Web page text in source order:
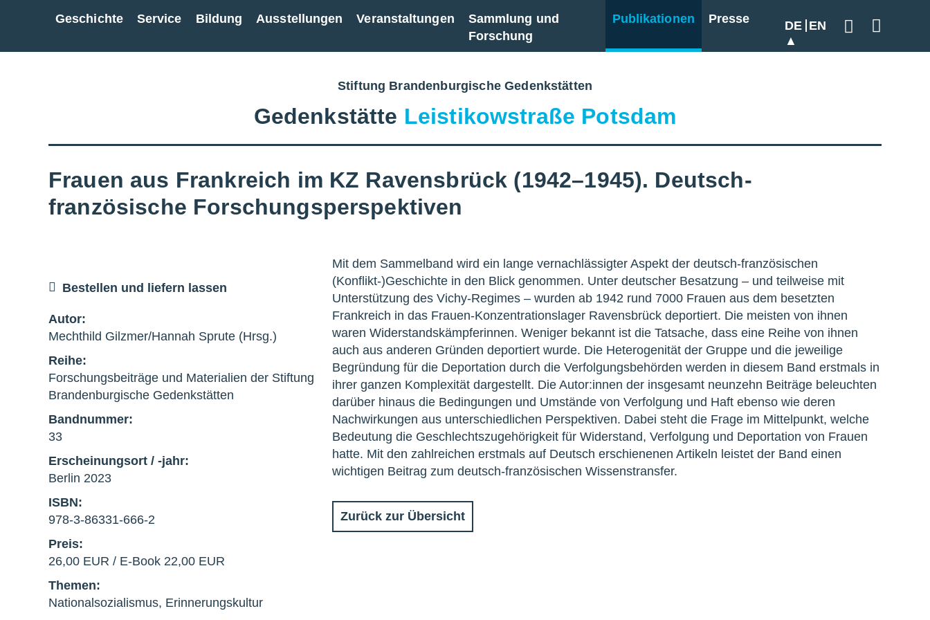
Geschichte Service Bildung Ausstellungen Veranstaltungen
Sammlung und
Forschung
Publikationen Presse DE EN
Zur Gesamtübersicht
Stiftung Brandenburgische Gedenkstätten
Gedenkstätte Leistikowstraße Potsdam
Frauen aus Frankreich im KZ Ravensbrück (1942–1945). Deutsch-
französische Forschungsperspektiven
Mit dem Sammelband wird ein lange vernachlässigter Aspekt der deutsch-französischen
(Konflikt-)Geschichte in den Blick genommen. Unter deutscher Besatzung – und teilweise mit
Unterstützung des Vichy-Regimes – wurden ab 1942 rund 7000 Frauen aus dem besetzten
Frankreich in das Frauen-Konzentrationslager Ravensbrück deportiert. Die meisten von ihnen
waren Widerstandskämpferinnen. Weniger bekannt ist die Tatsache, dass eine Reihe von ihnen
auch aus anderen Gründen deportiert wurde. Die Heterogenität der Gruppe und die jeweilige
Begründung für die Deportation durch die Verfolgungsbehörden werden in diesem Band erstmals in
ihrer ganzen Komplexität dargestellt. Die Autor:innen der insgesamt neunzehn Beiträge beleuchten
darüber hinaus die Bedingungen und Umstände von Verfolgung und Haft ebenso wie deren
Nachwirkungen aus unterschiedlichen Perspektiven. Dabei steht die Frage im Mittelpunkt, welche
Bedeutung die Geschlechtszugehörigkeit für Widerstand, Verfolgung und Deportation von Frauen
hatte. Mit den zahlreichen erstmals auf Deutsch erschienenen Artikeln leistet der Band einen
wichtigen Beitrag zum deutsch-französischen Wissenstransfer.
Zurück zur Übersicht
Bestellen und liefern lassen
Autor:
Mechthild Gilzmer/Hannah Sprute (Hrsg.)
Reihe:
Forschungsbeiträge und Materialien der Stiftung
Brandenburgische Gedenkstätten
Bandnummer:
33
Erscheinungsort / -jahr:
Berlin 2023
ISBN:
978-3-86331-666-2
Preis:
26,00 EUR / E-Book 22,00 EUR
Themen:
Nationalsozialismus, Erinnerungskultur